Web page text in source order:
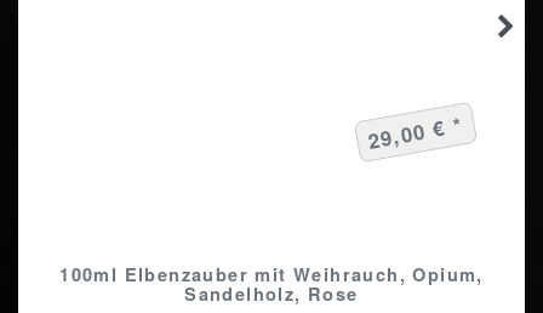
100ml Elbenzauber mit Weihrauch, Opium,
Sandelholz, Rose
29,00 € *